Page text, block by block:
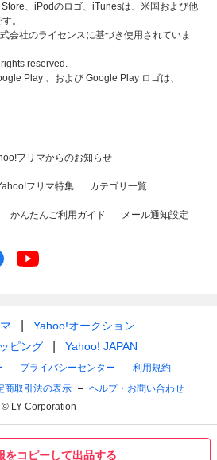
をコピーして出品する
、iPodのロゴ、iTunesは、米国および他
。
会社のライセンスに基づき使用されていま
reserved.
Play 、および Google Play ロゴは、
フリマからのお知らせ
フリマ特集 カテゴリ一覧
かんたんご利用ガイド メール通知設定
Yahoo!オークション
ピング
Yahoo! JAPAN
プライバシーセンター
利用規約
商取引法の表示
ヘルプ・お問い合わせ
© LY Corporation